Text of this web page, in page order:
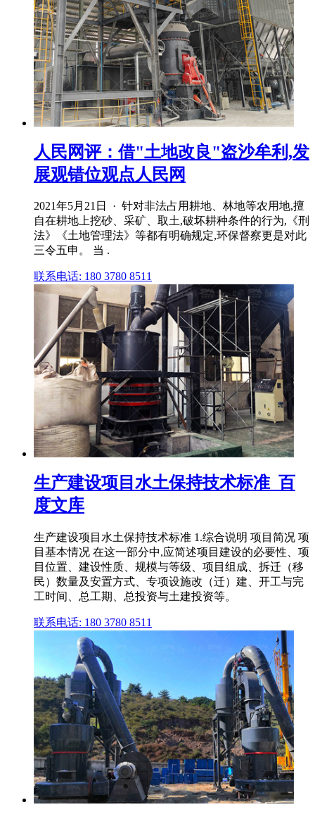
人民网评：借"土地改良"盗沙牟利,发
展观错位观点人民网
2021年5月21日 · 针对非法占用耕地、林地等农用地,擅
自在耕地上挖砂、采矿、取土,破坏耕种条件的行为,《刑
法》《土地管理法》等都有明确规定,环保督察更是对此
三令五申。 当 .
联系电话: 180 3780 8511
生产建设项目水土保持技术标准_百
度文库
生产建设项目水土保持技术标准 1.综合说明 项目简况 项
目基本情况 在这一部分中,应简述项目建设的必要性、项
目位置、建设性质、规模与等级、项目组成、拆迁（移
民）数量及安置方式、专项设施改（迁）建、开工与完
工时间、总工期、总投资与土建投资等。
联系电话: 180 3780 8511